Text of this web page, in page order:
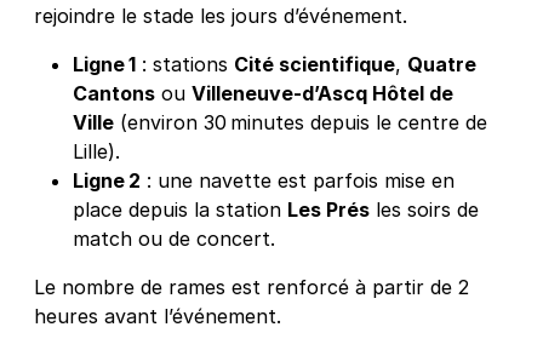
rejoindre le stade les jours d’événement.
Ligne 1 : stations Cité scientifique, Quatre
Cantons ou Villeneuve‑d’Ascq Hôtel de
Ville (environ 30 minutes depuis le centre de
Lille).
Ligne 2 : une navette est parfois mise en
place depuis la station Les Prés les soirs de
match ou de concert.
Le nombre de rames est renforcé à partir de 2
heures avant l’événement.